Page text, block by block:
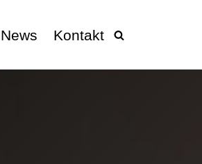
040 - 228 682 10
News Kontakt